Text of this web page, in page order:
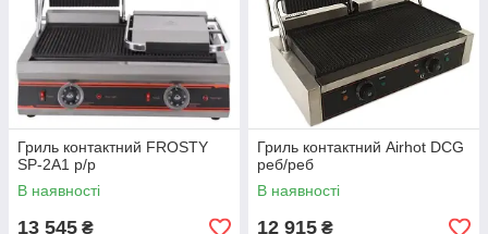
Гриль контактний FROSTY
SP-2A1 р/р
В наявності
13 545 ₴
Гриль контактний Airhot DCG
реб/реб
В наявності
12 915 ₴